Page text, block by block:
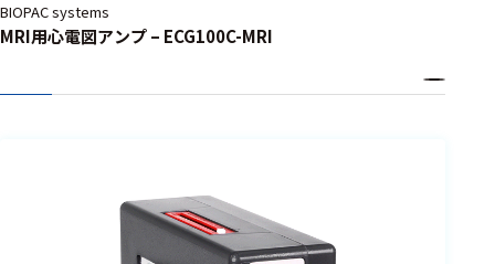
BIOPAC systems
MRI用心電図アンプ – ECG100C-MRI